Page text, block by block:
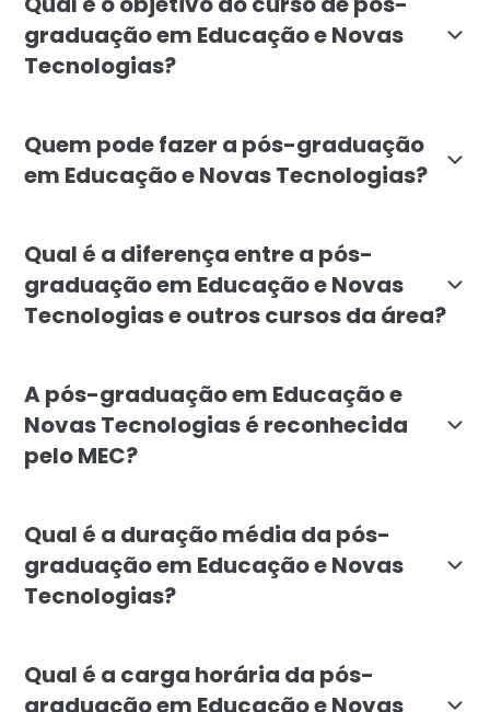
graduação em Educação e Novas
Tecnologias?
Quem pode fazer a pós-graduação
em Educação e Novas Tecnologias?
Qual é a diferença entre a pós-
graduação em Educação e Novas
Tecnologias e outros cursos da área?
A pós-graduação em Educação e
Novas Tecnologias é reconhecida
pelo MEC?
Qual é a duração média da pós-
graduação em Educação e Novas
Tecnologias?
Qual é a carga horária da pós-
graduação em Educação e Novas